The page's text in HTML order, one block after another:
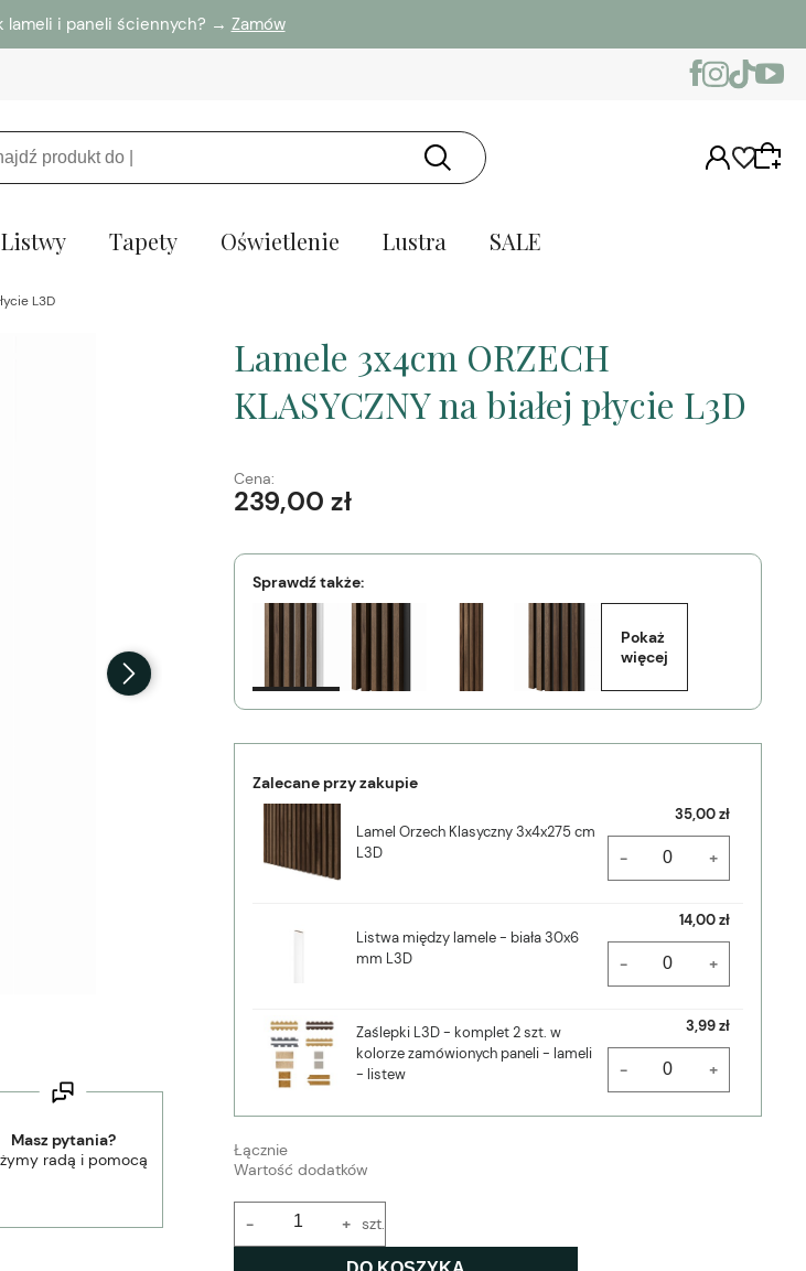
lameli i paneli ściennych? → Zamów
Listwy Tapety Oświetlenie Lustra SALE
L3D
Masz pytania?
radą i pomocą
Lamele 3x4cm ORZECH
KLASYCZNY na białej płycie L3D
Cena:
239,00 zł
Sprawdź także:
Pokaż
więcej
Zalecane przy zakupie
Lamel Orzech Klasyczny 3x4x275 cm
L3D
35,00 zł
- +
Listwa między lamele - biała 30x6
mm L3D
14,00 zł
- +
Zaślepki L3D - komplet 2 szt. w
kolorze zamówionych paneli - lameli
- listew
3,99 zł
- +
Łącznie
Wartość dodatków
+
- szt.